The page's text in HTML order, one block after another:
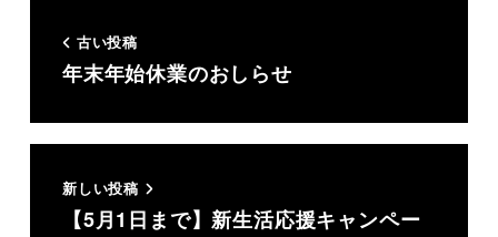
古い投稿
年末年始休業のおしらせ
新しい投稿
【5月1日まで】新生活応援キャンペー